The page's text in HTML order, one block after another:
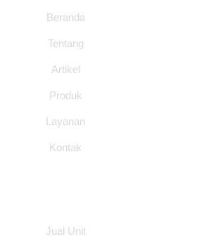
Beranda
Tentang
Artikel
Produk
Layanan
Kontak
Jual Unit